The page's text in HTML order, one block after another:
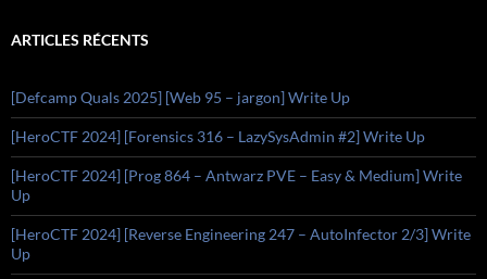
ARTICLES RÉCENTS
[Defcamp Quals 2025] [Web 95 – jargon] Write Up
[HeroCTF 2024] [Forensics 316 – LazySysAdmin #2] Write Up
[HeroCTF 2024] [Prog 864 – Antwarz PVE – Easy & Medium] Write
Up
[HeroCTF 2024] [Reverse Engineering 247 – AutoInfector 2/3] Write
Up